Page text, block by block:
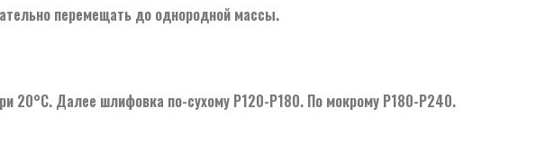
перемещать до однородной массы.
20°С. Далее шлифовка по-сухому Р120-Р180. По мокрому Р180-Р240.